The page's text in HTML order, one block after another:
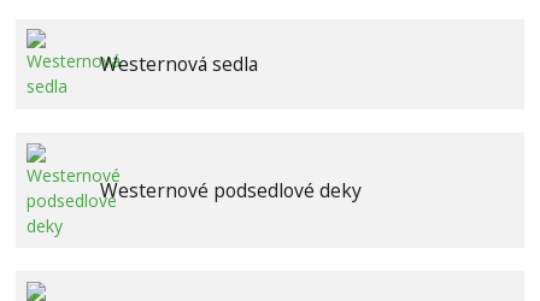
Westernová sedla
Westernové podsedlové deky